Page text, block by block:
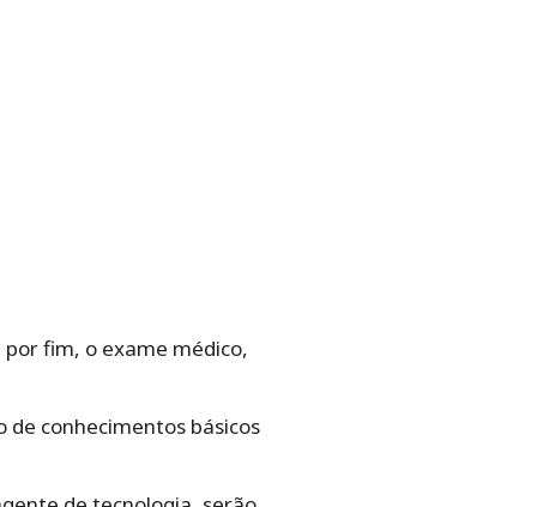
fim, o exame médico,
conhecimentos básicos